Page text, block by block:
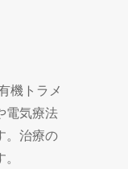
機トラメ
電気療法
。治療の